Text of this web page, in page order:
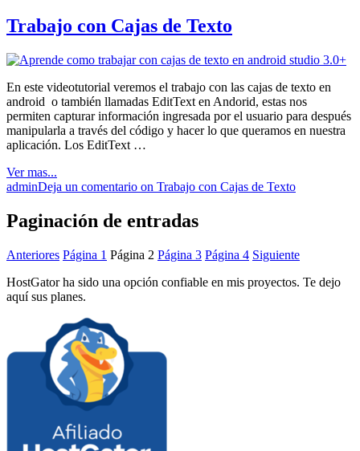
Trabajo con Cajas de Texto
En este videotutorial veremos el trabajo con las cajas de texto en
android o también llamadas EditText en Andorid, estas nos
permiten capturar información ingresada por el usuario para después
manipularla a través del código y hacer lo que queramos en nuestra
aplicación. Los EditText …
Ver mas...
adminDeja un comentario on Trabajo con Cajas de Texto
Paginación de entradas
Anteriores Página 1 Página 2 Página 3 Página 4 Siguiente
HostGator ha sido una opción confiable en mis proyectos. Te dejo
aquí sus planes.